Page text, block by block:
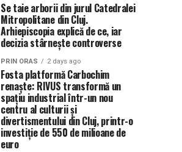
Se taie arborii din jurul Catedralei
Mitropolitane din Cluj.
Arhiepiscopia explică de ce, iar
decizia stârnește controverse
PRIN ORAS 2 days ago
Fosta platformă Carbochim
renaște: RIVUS transformă un
spațiu industrial într-un nou
centru al culturii și
divertismentului din Cluj, printr-o
investiție de 550 de milioane de
euro